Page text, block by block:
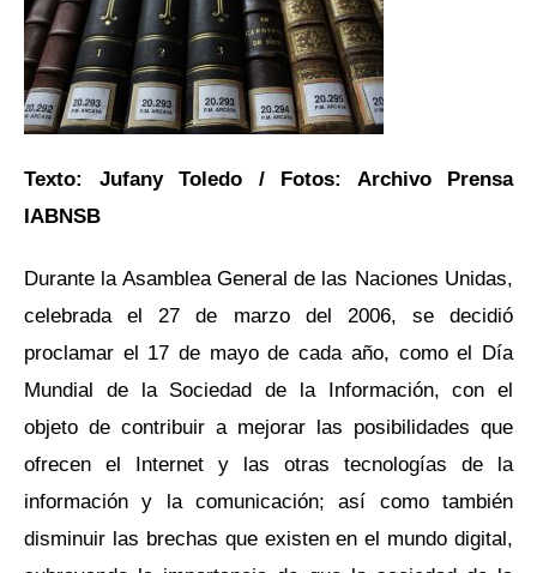
Texto: Jufany Toledo / Fotos: Archivo Prensa
IABNSB
Durante la Asamblea General de las Naciones Unidas,
celebrada el 27 de marzo del 2006, se decidió
proclamar el 17 de mayo de cada año, como el Día
Mundial de la Sociedad de la Información, con el
objeto de contribuir a mejorar las posibilidades que
ofrecen el Internet y las otras tecnologías de la
información y la comunicación; así como también
disminuir las brechas que existen en el mundo digital,